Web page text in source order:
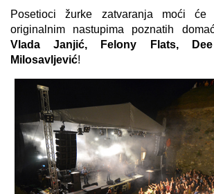
Posetioci žurke zatvaranja moći
originalnim nastupima poznatih
Vlada Janjić, Felony Flats,
Milosavljević!